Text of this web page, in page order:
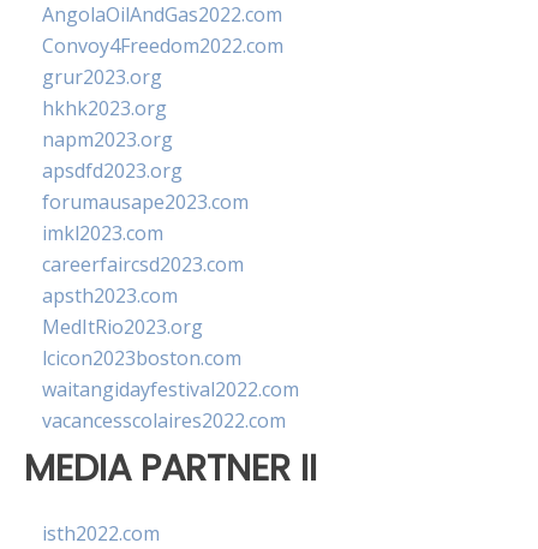
AngolaOilAndGas2022.com
Convoy4Freedom2022.com
grur2023.org
hkhk2023.org
napm2023.org
apsdfd2023.org
forumausape2023.com
imkl2023.com
careerfaircsd2023.com
apsth2023.com
MedItRio2023.org
lcicon2023boston.com
waitangidayfestival2022.com
vacancesscolaires2022.com
MEDIA PARTNER II
isth2022.com